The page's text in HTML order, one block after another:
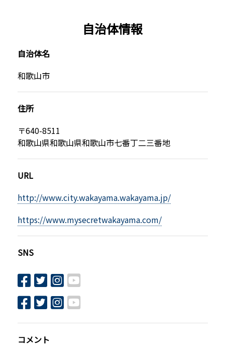
自治体情報
自治体名
和歌山市
住所
〒640-8511
和歌山県和歌山県和歌山市七番丁二三番地
URL
http://www.city.wakayama.wakayama.jp/
https://www.mysecretwakayama.com/
SNS
コメント